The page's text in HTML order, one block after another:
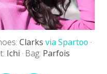
Clarks via Spartoo ·
Ichi · Bag: Parfois